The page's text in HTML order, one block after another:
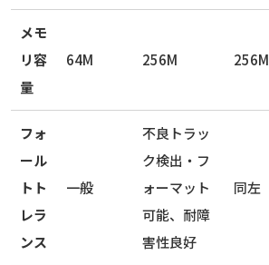
メモ
リ容
量
64M 256M 256M
フォ
ール
トト
レラ
ンス
一般
不良トラッ
ク検出・フ
ォーマット
可能、耐障
害性良好
同左